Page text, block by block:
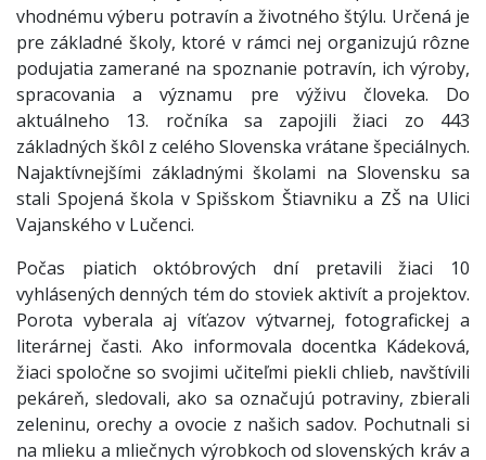
vhodnému výberu potravín a životného štýlu. Určená je
pre základné školy, ktoré v rámci nej organizujú rôzne
podujatia zamerané na spoznanie potravín, ich výroby,
spracovania a významu pre výživu človeka. Do
aktuálneho 13. ročníka sa zapojili žiaci zo 443
základných škôl z celého Slovenska vrátane špeciálnych.
Najaktívnejšími základnými školami na Slovensku sa
stali Spojená škola v Spišskom Štiavniku a ZŠ na Ulici
Vajanského v Lučenci.
Počas piatich októbrových dní pretavili žiaci 10
vyhlásených denných tém do stoviek aktivít a projektov.
Porota vyberala aj víťazov výtvarnej, fotografickej a
literárnej časti. Ako informovala docentka Kádeková,
žiaci spoločne so svojimi učiteľmi piekli chlieb, navštívili
pekáreň, sledovali, ako sa označujú potraviny, zbierali
zeleninu, orechy a ovocie z našich sadov. Pochutnali si
na mlieku a mliečnych výrobkoch od slovenských kráv a